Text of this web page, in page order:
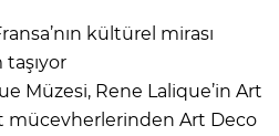
kültürel mirası
taşıyor
Müzesi, Rene Lalique’in Art
mücevherlerinden Art Deco